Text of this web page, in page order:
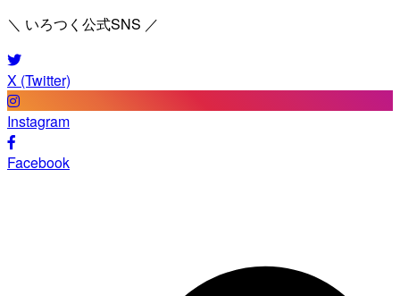
＼ いろつく公式SNS ／
X (Twitter)
Instagram
Facebook